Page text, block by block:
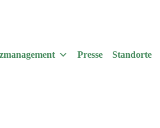
Presse Standorte